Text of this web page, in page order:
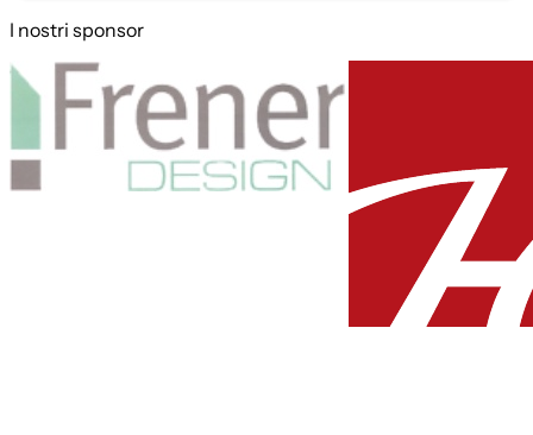
I nostri sponsor